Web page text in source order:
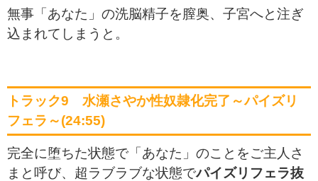
無事「あなた」の洗脳精子を膣奥、子宮へと注ぎ
込まれてしまうと。
トラック9 水瀬さやか性奴隷化完了～パイズリ
フェラ～(24:55)
完全に堕ちた状態で「あなた」のことをご主人さ
まと呼び、超ラブラブな状態でパイズリフェラ抜